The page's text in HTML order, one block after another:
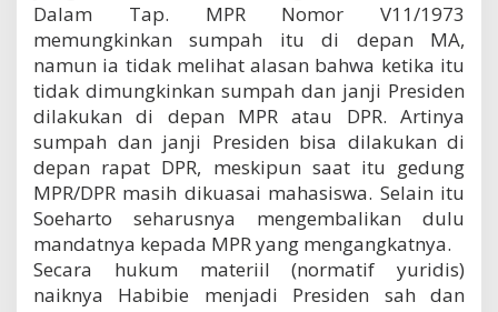
Dalam Tap. MPR Nomor V11/1973
memungkinkan sumpah itu di depan MA,
namun ia tidak melihat alasan bahwa ketika itu
tidak dimungkinkan sumpah dan janji Presiden
dilakukan di depan MPR atau DPR. Artinya
sumpah dan janji Presiden bisa dilakukan di
depan rapat DPR, meskipun saat itu gedung
MPR/DPR masih dikuasai mahasiswa. Selain itu
Soeharto seharusnya mengembalikan dulu
mandatnya kepada MPR yang mengangkatnya.
Secara hukum materiil (normatif yuridis)
naiknya Habibie menjadi Presiden sah dan